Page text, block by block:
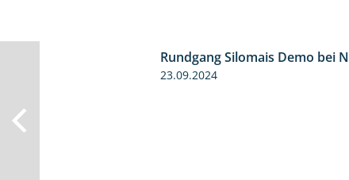
Rundgang Silomais Demo bei
23.09.2024